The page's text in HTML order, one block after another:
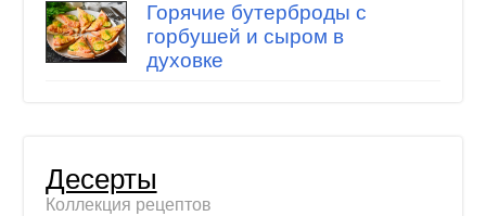
Горячие бутерброды с
горбушей и сыром в
духовке
Десерты
Коллекция рецептов